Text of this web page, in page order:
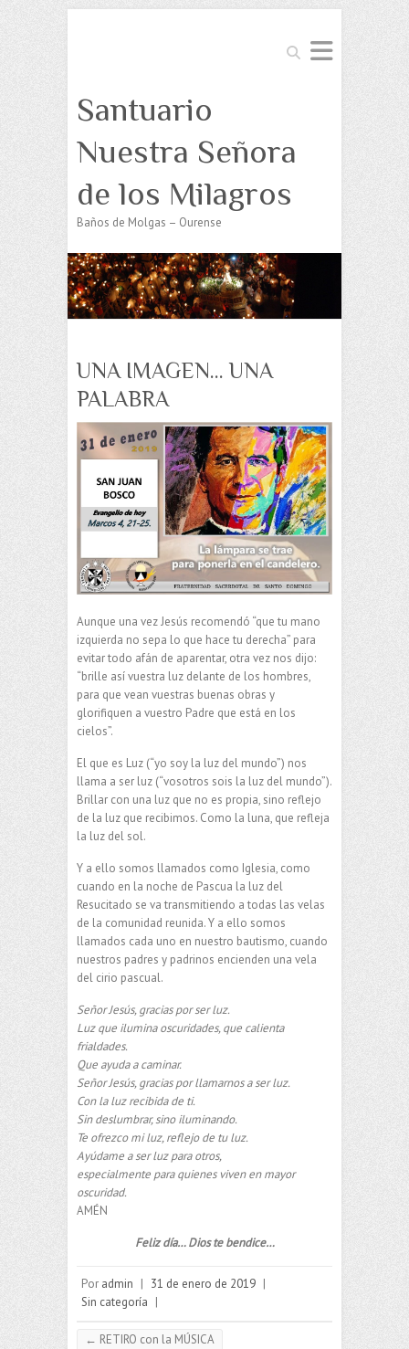
Buscar
Santuario
Nuestra Señora
de los Milagros
Baños de Molgas – Ourense
UNA IMAGEN… UNA
PALABRA
Aunque una vez Jesús recomendó “que tu mano
izquierda no sepa lo que hace tu derecha” para
evitar todo afán de aparentar, otra vez nos dijo:
“brille así vuestra luz delante de los hombres,
para que vean vuestras buenas obras y
glorifiquen a vuestro Padre que está en los
cielos”.
El que es Luz (“yo soy la luz del mundo”) nos
llama a ser luz (“vosotros sois la luz del mundo”).
Brillar con una luz que no es propia, sino reflejo
de la luz que recibimos. Como la luna, que refleja
la luz del sol.
Y a ello somos llamados como Iglesia, como
cuando en la noche de Pascua la luz del
Resucitado se va transmitiendo a todas las velas
de la comunidad reunida. Y a ello somos
llamados cada uno en nuestro bautismo, cuando
nuestros padres y padrinos encienden una vela
del cirio pascual.
Señor Jesús, gracias por ser luz.
Luz que ilumina oscuridades, que calienta
frialdades.
Que ayuda a caminar.
Señor Jesús, gracias por llamarnos a ser luz.
Con la luz recibida de ti.
Sin deslumbrar, sino iluminando.
Te ofrezco mi luz, reflejo de tu luz.
Ayúdame a ser luz para otros,
especialmente para quienes viven en mayor
oscuridad.
AMÉN
Feliz día… Dios te bendice…
Por admin | 31 de enero de 2019 |
Sin categoría |
← RETIRO con la MÚSICA